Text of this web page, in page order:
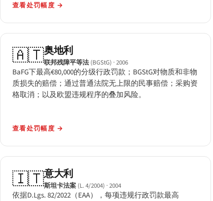
查看处罚幅度 →
🇦🇹奥地利
联邦残障平等法 (BGStG) · 2006
BaFG下最高€80,000的分级行政罚款；BGStG对物质和非物
质损失的赔偿；通过普通法院无上限的民事赔偿；采购资
格取消；以及欧盟违规程序的叠加风险。
查看处罚幅度 →
🇮🇹意大利
斯坦卡法案 (L. 4/2004) · 2004
依据D.Lgs. 82/2022（EAA），每项违规行政罚款最高